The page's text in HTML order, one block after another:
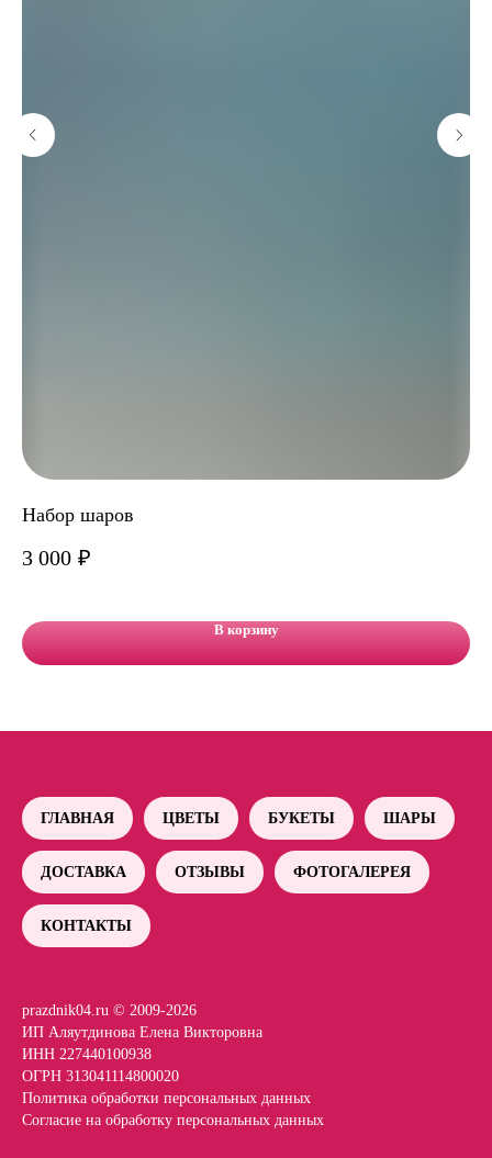
Набор шаров
3 000 ₽
В корзину
ГЛАВНАЯ ЦВЕТЫ БУКЕТЫ ШАРЫ
ДОСТАВКА ОТЗЫВЫ ФОТОГАЛЕРЕЯ
КОНТАКТЫ
prazdnik04.ru © 2009-2026
ИП Аляутдинова Елена Викторовна
ИНН 227440100938
ОГРН 313041114800020
Политика обработки персональных данных
Согласие на обработку персональных данных